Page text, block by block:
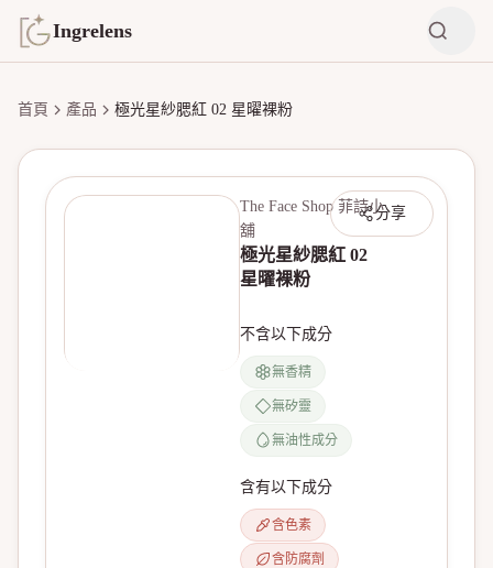
Ingrelens
首頁 產品 極光星紗腮紅 02 星曜裸粉
分享
The Face Shop 菲詩小
舖
極光星紗腮紅 02
星曜裸粉
不含以下成分
無香精
無矽靈
無油性成分
含有以下成分
含色素
含防腐劑